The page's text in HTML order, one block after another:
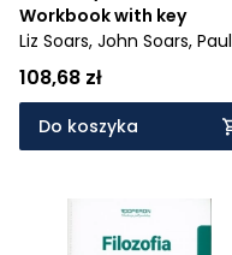
Workbook with key
Liz Soars, John Soars, Paul
Hancock
108,68 zł
Do koszyka